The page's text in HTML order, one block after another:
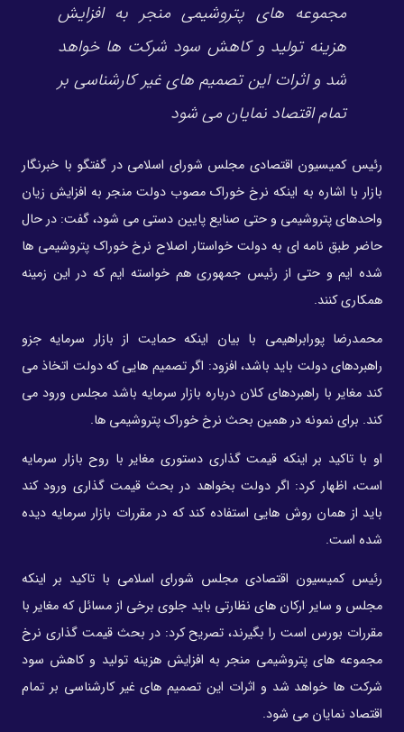
مجموعه های پتروشیمی منجر به افزایش
هزینه تولید و کاهش سود شرکت ها خواهد
شد و اثرات این تصمیم های غیر کارشناسی بر
تمام اقتصاد نمایان می شود
رئیس کمیسیون اقتصادی مجلس شورای اسلامی در گفتگو با خبرنگار
بازار با اشاره به اینکه نرخ خوراک مصوب دولت منجر به افزایش زیان
واحدهای پتروشیمی و حتی صنایع پایین دستی می شود، گفت: در حال
حاضر طبق نامه ای به دولت خواستار اصلاح نرخ خوراک پتروشیمی ها
شده ایم و حتی از رئیس جمهوری هم خواسته ایم که در این زمینه
همکاری کنند.
محمدرضا پورابراهیمی با بیان اینکه حمایت از بازار سرمایه جزو
راهبردهای دولت باید باشد، افزود: اگر تصمیم هایی که دولت اتخاذ می
کند مغایر با راهبردهای کلان درباره بازار سرمایه باشد مجلس ورود می
کند. برای نمونه در همین بحث نرخ خوراک پتروشیمی ها.
او با تاکید بر اینکه قیمت گذاری دستوری مغایر با روح بازار سرمایه
است، اظهار کرد: اگر دولت بخواهد در بحث قیمت گذاری ورود کند
باید از همان روش هایی استفاده کند که در مقررات بازار سرمایه دیده
شده است.
رئیس کمیسیون اقتصادی مجلس شورای اسلامی با تاکید بر اینکه
مجلس و سایر ارکان های نظارتی باید جلوی برخی از مسائل که مغایر با
مقررات بورس است را بگیرند، تصریح کرد: در بحث قیمت گذاری نرخ
مجموعه های پتروشیمی منجر به افزایش هزینه تولید و کاهش سود
شرکت ها خواهد شد و اثرات این تصمیم های غیر کارشناسی بر تمام
اقتصاد نمایان می شود.